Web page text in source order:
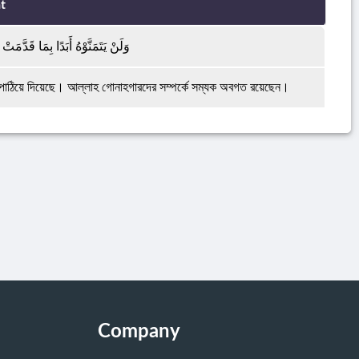
وَلَنْ يَتَمَنَّوْهُ أَبَدًا بِمَا قَدَّمَتْ
দিয়েছে। আল্লাহ গোনাহগারদের সম্পর্কে সম্যক অবগত রয়েছেন।
Company